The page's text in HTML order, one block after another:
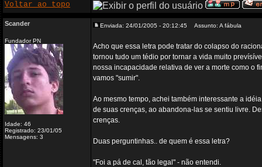
Voltar ao topo
Scander
Fundador PN
Idade: 46
Registrado: 23/01/05
Mensagens: 3
Enviada: 24/01/2005 - 20:12:45 Assunto: A fábula
Acho que essa letra pode tratar do colapso do
tornou tudo um tédio por tornar a vida muito
nossa incapacidade relativa de ver a morte como o
vamos "sumir".
Ao mesmo tempo, achei também interessante a
de suas crenças, ao abandona-las se sentiu livre.
crenças.
Duas perguntinhas.. de quem é essa letra?
"Foi a pá de cal, tão legal" - não entendi.